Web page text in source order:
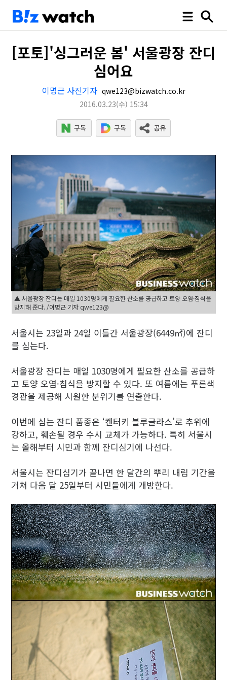
[포토]'싱그러운 봄' 서울광장 잔디
심어요
이명근 사진기자 qwe123@bizwatch.co.kr
2016.03.23(수) 15:34
▲ 서울광장 잔디는 매일 1030명에게 필요한 산소를 공급하고 토양 오염·침식을
방지해 준다. /이명근 기자 qwe123@
서울시는 23일과 24일 이틀간 서울광장(6449㎡)에 잔디
를 심는다.
서울광장 잔디는 매일 1030명에게 필요한 산소를 공급하
고 토양 오염·침식을 방지할 수 있다. 또 여름에는 푸른색
경관을 제공해 시원한 분위기를 연출한다.
이번에 심는 잔디 품종은 ‘켄터키 블루글라스’로 추위에
강하고, 훼손될 경우 수시 교체가 가능하다. 특히 서울시
는 올해부터 시민과 함께 잔디심기에 나선다.
서울시는 잔디심기가 끝나면 한 달간의 뿌리 내림 기간을
거쳐 다음 달 25일부터 시민들에게 개방한다.